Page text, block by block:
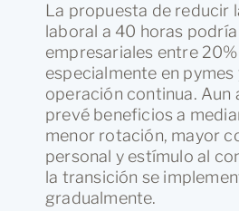
La propuesta de reducir
laboral a 40 horas
empresariales entre
especialmente en
operación continua. Aun
prevé beneficios a
menor rotación, mayor
personal y estímulo al
la transición se
gradualmente.